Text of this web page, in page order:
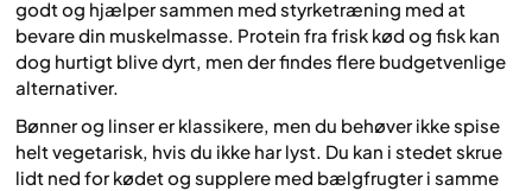
godt og hjælper sammen med styrketræning med at
bevare din muskelmasse. Protein fra frisk kød og fisk kan
dog hurtigt blive dyrt, men der findes flere budgetvenlige
alternativer.
Bønner og linser er klassikere, men du behøver ikke spise
helt vegetarisk, hvis du ikke har lyst. Du kan i stedet skrue
lidt ned for kødet og supplere med bælgfrugter i samme